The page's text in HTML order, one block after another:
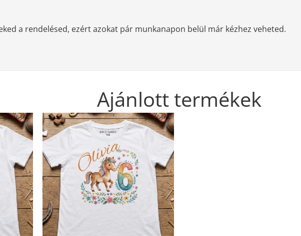
a rendelésed, ezért azokat pár munkanapon belül már kézhez veheted.
Ajánlott termékek